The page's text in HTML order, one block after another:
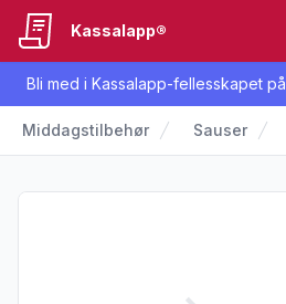
Bli med i Kassalapp-fellesskapet på
Kassalapp®
Middagstilbehør Sauser